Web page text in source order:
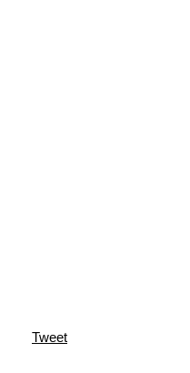
Tweet